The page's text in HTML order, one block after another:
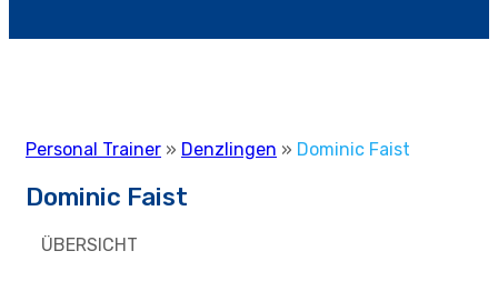
Personal Trainer » Denzlingen » Dominic Faist
Dominic Faist
ÜBERSICHT